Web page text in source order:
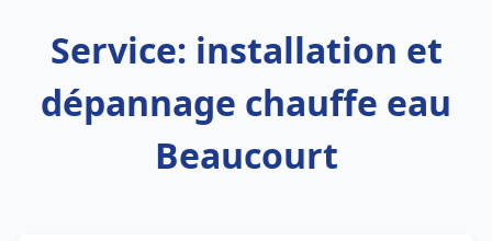
Service: installation et
dépannage chauffe eau
Beaucourt